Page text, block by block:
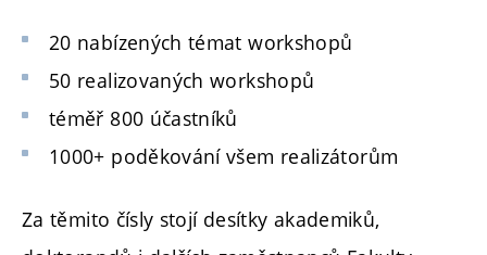
20 nabízených témat workshopů
50 realizovaných workshopů
téměř 800 účastníků
1000+ poděkování všem realizátorům
Za těmito čísly stojí desítky akademiků,